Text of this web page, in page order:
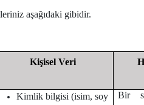
aşağıdaki gibidir.
Kişisel Veri
Kimlik bilgisi (isim, soy
Bir